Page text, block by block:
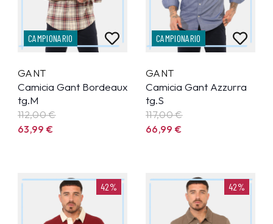
CAMPIONARIO
GANT
Camicia Gant Bordeaux
tg.M
112,00 €
63,99€
CAMPIONARIO
GANT
Camicia Gant Azzurra
tg.S
117,00 €
66,99€
42% 42%